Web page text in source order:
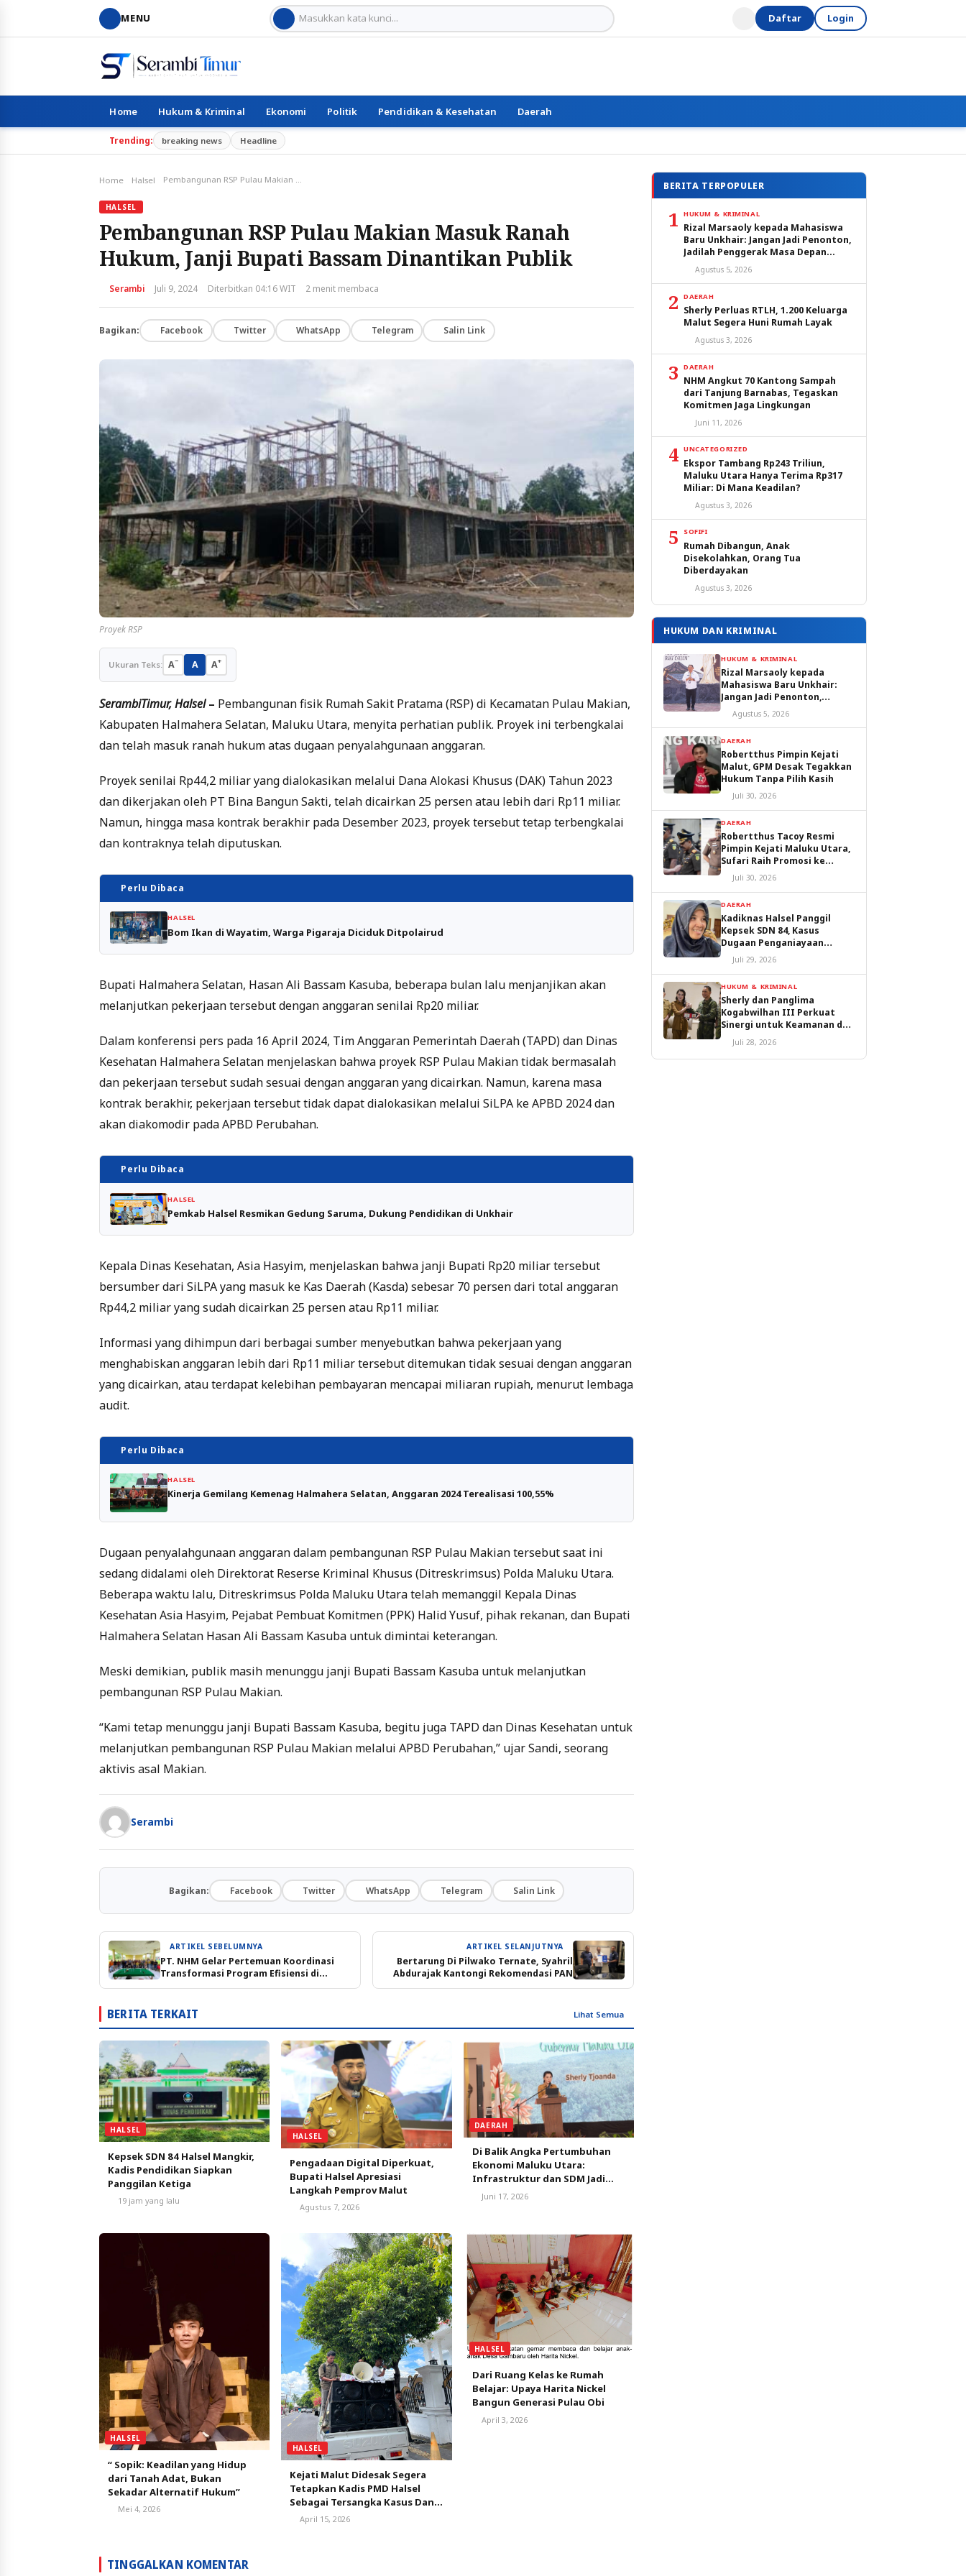
MENU Daftar Login
Home Hukum & Kriminal Ekonomi Politik Pendidikan & Kesehatan Daerah
Trending: breaking news Headline
Home Halsel Pembangunan RSP Pulau Makian Masuk Ranah Hukum, Janji Bupati Bassam Dinantikan Publik
HALSEL
Pembangunan RSP Pulau Makian Masuk Ranah
Hukum, Janji Bupati Bassam Dinantikan Publik
Serambi Juli 9, 2024 Diterbitkan 04:16 WIT 2 menit membaca
Bagikan: Facebook Twitter WhatsApp Telegram Salin Link
Proyek RSP
Ukuran Teks: A− A A+
SerambiTimur, Halsel– Pembangunan fisik Rumah Sakit Pratama (RSP) di Kecamatan Pulau Makian,
Kabupaten Halmahera Selatan, Maluku Utara, menyita perhatian publik. Proyek ini terbengkalai
dan telah masuk ranah hukum atas dugaan penyalahgunaan anggaran.
Proyek senilai Rp44,2 miliar yang dialokasikan melalui Dana Alokasi Khusus (DAK) Tahun 2023
dan dikerjakan oleh PT Bina Bangun Sakti, telah dicairkan 25 persen atau lebih dari Rp11 miliar.
Namun, hingga masa kontrak berakhir pada Desember 2023, proyek tersebut tetap terbengkalai
dan kontraknya telah diputuskan.
Perlu Dibaca
HALSEL
Bom Ikan di Wayatim, Warga Pigaraja Diciduk Ditpolairud
Bupati Halmahera Selatan, Hasan Ali Bassam Kasuba, beberapa bulan lalu menjanjikan akan
melanjutkan pekerjaan tersebut dengan anggaran senilai Rp20 miliar.
Dalam konferensi pers pada 16 April 2024, Tim Anggaran Pemerintah Daerah (TAPD) dan Dinas
Kesehatan Halmahera Selatan menjelaskan bahwa proyek RSP Pulau Makian tidak bermasalah
dan pekerjaan tersebut sudah sesuai dengan anggaran yang dicairkan. Namun, karena masa
kontrak berakhir, pekerjaan tersebut tidak dapat dialokasikan melalui SiLPA ke APBD 2024 dan
akan diakomodir pada APBD Perubahan.
Perlu Dibaca
HALSEL
Pemkab Halsel Resmikan Gedung Saruma, Dukung Pendidikan di Unkhair
Kepala Dinas Kesehatan, Asia Hasyim, menjelaskan bahwa janji Bupati Rp20 miliar tersebut
bersumber dari SiLPA yang masuk ke Kas Daerah (Kasda) sebesar 70 persen dari total anggaran
Rp44,2 miliar yang sudah dicairkan 25 persen atau Rp11 miliar.
Informasi yang dihimpun dari berbagai sumber menyebutkan bahwa pekerjaan yang
menghabiskan anggaran lebih dari Rp11 miliar tersebut ditemukan tidak sesuai dengan anggaran
yang dicairkan, atau terdapat kelebihan pembayaran mencapai miliaran rupiah, menurut lembaga
audit.
Perlu Dibaca
HALSEL
Kinerja Gemilang Kemenag Halmahera Selatan, Anggaran 2024 Terealisasi 100,55%
Dugaan penyalahgunaan anggaran dalam pembangunan RSP Pulau Makian tersebut saat ini
sedang didalami oleh Direktorat Reserse Kriminal Khusus (Ditreskrimsus) Polda Maluku Utara.
Beberapa waktu lalu, Ditreskrimsus Polda Maluku Utara telah memanggil Kepala Dinas
Kesehatan Asia Hasyim, Pejabat Pembuat Komitmen (PPK) Halid Yusuf, pihak rekanan, dan Bupati
Halmahera Selatan Hasan Ali Bassam Kasuba untuk dimintai keterangan.
Meski demikian, publik masih menunggu janji Bupati Bassam Kasuba untuk melanjutkan
pembangunan RSP Pulau Makian.
“Kami tetap menunggu janji Bupati Bassam Kasuba, begitu juga TAPD dan Dinas Kesehatan untuk
melanjutkan pembangunan RSP Pulau Makian melalui APBD Perubahan,” ujar Sandi, seorang
aktivis asal Makian.
Serambi
Bagikan: Facebook Twitter WhatsApp Telegram Salin Link
ARTIKEL SEBELUMNYA
PT. NHM Gelar Pertemuan Koordinasi
Transformasi Program Efisiensi di
Lingkar Tambang
ARTIKEL SELANJUTNYA
Bertarung Di Pilwako Ternate, Syahril
Abdurajak Kantongi Rekomendasi PAN
BERITA TERKAIT Lihat Semua
HALSEL
Kepsek SDN 84 Halsel Mangkir,
Kadis Pendidikan Siapkan
Panggilan Ketiga
19 jam yang lalu
HALSEL
Pengadaan Digital Diperkuat,
Bupati Halsel Apresiasi
Langkah Pemprov Malut
Agustus 7, 2026
DAERAH
Di Balik Angka Pertumbuhan
Ekonomi Maluku Utara:
Infrastruktur dan SDM Jadi
Kunci Pemerataan Manfaat
Juni 17, 2026
HALSEL
“ Sopik: Keadilan yang Hidup
dari Tanah Adat, Bukan
Sekadar Alternatif Hukum”
Mei 4, 2026
HALSEL
Kejati Malut Didesak Segera
Tetapkan Kadis PMD Halsel
Sebagai Tersangka Kasus Dana
Desa
April 15, 2026
HALSEL
Dari Ruang Kelas ke Rumah
Belajar: Upaya Harita Nickel
Bangun Generasi Pulau Obi
April 3, 2026
TINGGALKAN KOMENTAR
BERITA TERPOPULER
1 HUKUM & KRIMINAL
Rizal Marsaoly kepada Mahasiswa
Baru Unkhair: Jangan Jadi Penonton,
Jadilah Penggerak Masa Depan
Ternate dan Maluku Utara
Agustus 5, 2026
2 DAERAH
Sherly Perluas RTLH, 1.200 Keluarga
Malut Segera Huni Rumah Layak
Agustus 3, 2026
3 DAERAH
NHM Angkut 70 Kantong Sampah
dari Tanjung Barnabas, Tegaskan
Komitmen Jaga Lingkungan
Juni 11, 2026
4 UNCATEGORIZED
Ekspor Tambang Rp243 Triliun,
Maluku Utara Hanya Terima Rp317
Miliar: Di Mana Keadilan?
Agustus 3, 2026
5 SOFIFI
Rumah Dibangun, Anak
Disekolahkan, Orang Tua
Diberdayakan
Agustus 3, 2026
HUKUM DAN KRIMINAL
HUKUM & KRIMINAL
Rizal Marsaoly kepada
Mahasiswa Baru Unkhair:
Jangan Jadi Penonton,
Jadilah Penggerak Masa
Depan Ternate dan Maluku
Agustus 5, 2026
DAERAH
Robertthus Pimpin Kejati
Malut, GPM Desak Tegakkan
Hukum Tanpa Pilih Kasih
Juli 30, 2026
DAERAH
Robertthus Tacoy Resmi
Pimpin Kejati Maluku Utara,
Sufari Raih Promosi ke
Kejaksaan Agung
Juli 30, 2026
DAERAH
Kadiknas Halsel Panggil
Kepsek SDN 84, Kasus
Dugaan Penganiayaan
Diproses
Juli 29, 2026
HUKUM & KRIMINAL
Sherly dan Panglima
Kogabwilhan III Perkuat
Sinergi untuk Keamanan dan
Pembangunan Malut
Juli 28, 2026